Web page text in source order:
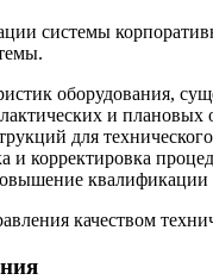
системы
оборудования,
и плановых
для
и корректировка
качеством